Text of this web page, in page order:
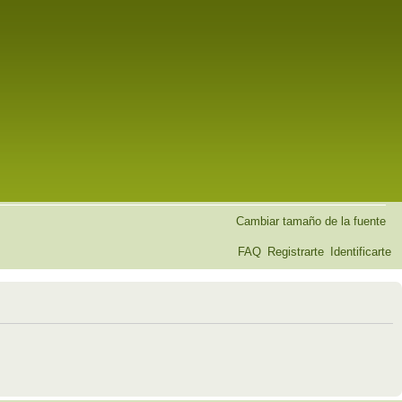
Cambiar tamaño de la fuente
FAQ Registrarte Identificarte